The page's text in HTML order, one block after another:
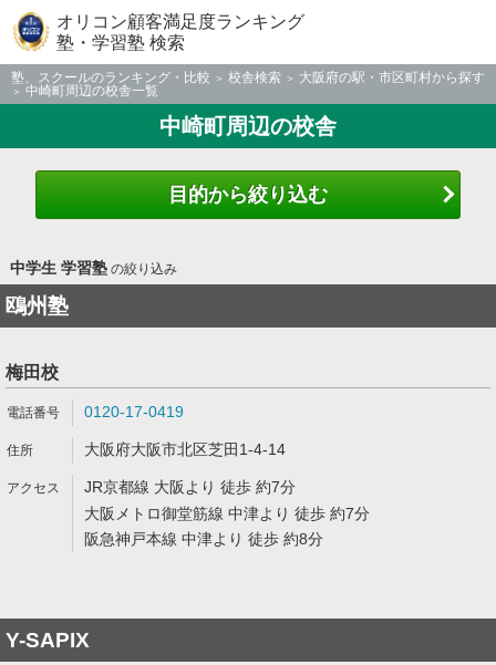
オリコン顧客満足度ランキング
塾・学習塾 検索
塾、スクールのランキング・比較 校舎検索
大阪府の駅・市区町村から探す
中崎町周辺の校舎一覧
中崎町周辺の校舎
目的から絞り込む
中学生 学習塾の絞り込み
鴎州塾
梅田校
0120-17-0419
大阪府大阪市北区芝田1-4-14
JR京都線 大阪より 徒歩 約7分
大阪メトロ御堂筋線 中津より 徒歩 約7分
阪急神戸本線 中津より 徒歩 約8分
Y-SAPIX